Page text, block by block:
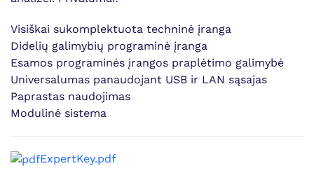
Visiškai sukomplektuota techninė įranga
Didelių galimybių programinė įranga
Esamos programinės įrangos praplėtimo galimybė
Universalumas panaudojant USB ir LAN sąsajas
Paprastas naudojimas
Modulinė sistema
ExpertKey.pdf